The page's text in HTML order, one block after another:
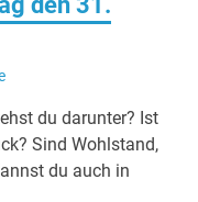
du darunter? Ist
Sind Wohlstand,
du auch in